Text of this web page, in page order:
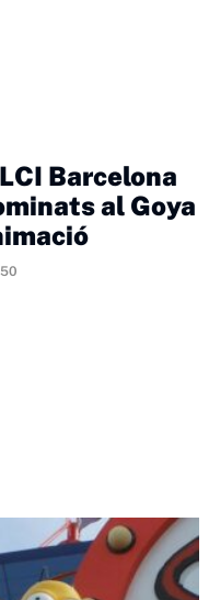
Barcelona
al Goya